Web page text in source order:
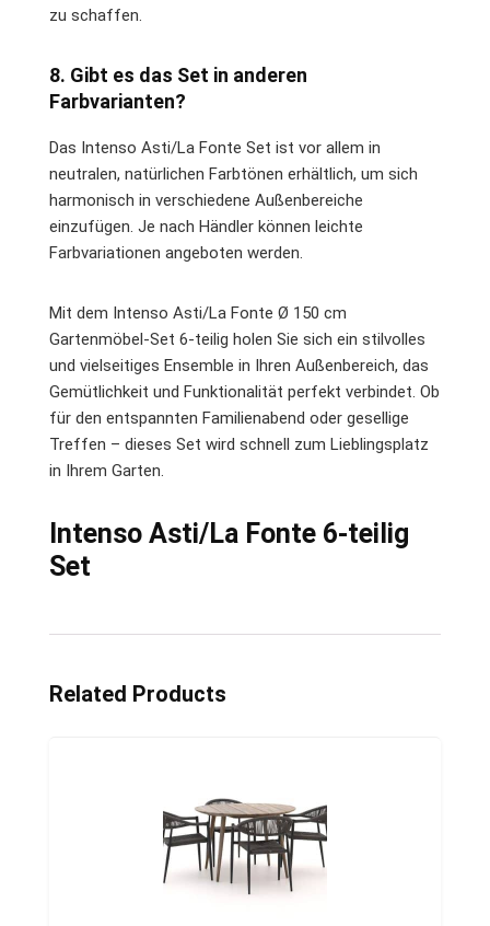
zu schaffen.
8. Gibt es das Set in anderen
Farbvarianten?
Das Intenso Asti/La Fonte Set ist vor allem in
neutralen, natürlichen Farbtönen erhältlich, um sich
harmonisch in verschiedene Außenbereiche
einzufügen. Je nach Händler können leichte
Farbvariationen angeboten werden.
Mit dem Intenso Asti/La Fonte Ø 150 cm
Gartenmöbel-Set 6-teilig holen Sie sich ein stilvolles
und vielseitiges Ensemble in Ihren Außenbereich, das
Gemütlichkeit und Funktionalität perfekt verbindet. Ob
für den entspannten Familienabend oder gesellige
Treffen – dieses Set wird schnell zum Lieblingsplatz
in Ihrem Garten.
Intenso Asti/La Fonte 6-teilig
Set
Related Products